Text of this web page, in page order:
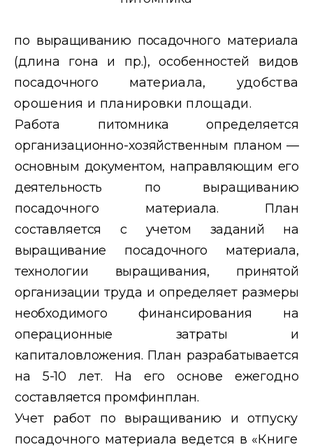
по выращиванию посадочного материала
(длина гона и пр.), особенностей видов
посадочного материала, удобства
орошения и планировки площади.
Работа питомника определяется
организационно-хозяйственным планом —
основным документом, направляющим его
деятельность по выращиванию
посадочного материала. План
составляется с учетом заданий на
выращивание посадочного материала,
технологии выращивания, принятой
организации труда и определяет размеры
необходимого финансирования на
операционные затраты и
капиталовложения. План разрабатывается
на 5-10 лет. На его основе ежегодно
составляется промфинплан.
Учет работ по выращиванию и отпуску
посадочного материала ведется в «Книге